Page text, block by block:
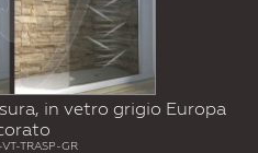
in vetro grigio Europa
TRASP-GR